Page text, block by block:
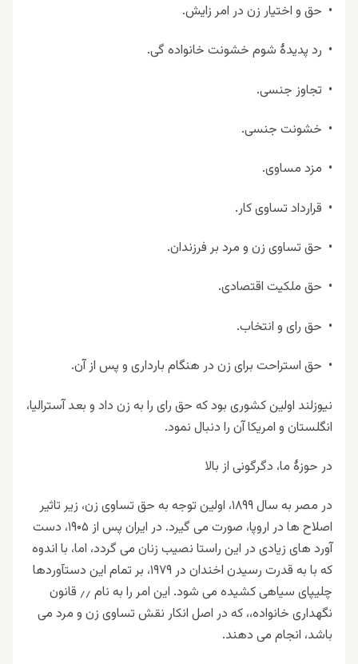
• حق و اختیار زن در امر زایش.
• رد پدیدهٔ شوم خشونت خانواده گی.
• تجاوز جنسی.
• خشونت جنسی.
• مزد مساوی.
• قرارداد تساوی کار.
• حق تساوی زن و مرد بر فرزندان.
• حق ملکیت اقتصادی.
• حق رای و انتخاب.
• حق استراحت برای زن در هنگام بارداری و پس از آن.
نیوزلند اولین کشوری بود که حق رای را به زن داد و بعد آسترالیا،
انگلستان و امریکا آن را دنبال نمود.
در حوزهٔ ما، دگرگونی از بالا
در مصر به سال ۱۸۹۹، اولین توجه به حق تساوی زن، زیر تاثیر
اصلاح ها در اروپا، صورت می گیرد. در ایران پس از ۱۹۰۵، دست
آورد های زیادی در این راستا نصیب زنان می گردد، اما، با اندوه
که با به قدرت رسیدن اخندان در ۱۹۷۹، بر تمام این دستآوردها
چلیپای سیاهی کشیده می شود. این امر را به نام ٫٫ قانون
نگهداری خانواده،، که در اصل انکار نقش تساوی زن و مرد می
باشد، انجام می دهند.